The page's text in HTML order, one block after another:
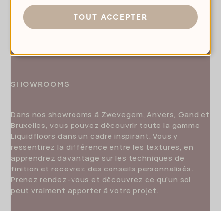
SHOWROOMS
Dans nos showrooms à Zwevegem, Anvers, Gand et
Bruxelles, vous pouvez découvrir toute la gamme
Liquidfloors dans un cadre inspirant. Vous y
ressentirez la différence entre les textures, en
apprendrez davantage sur les techniques de
finition et recevrez des conseils personnalisés.
Prenez rendez-vous et découvrez ce qu’un sol
peut vraiment apporter à votre projet.
TOUT ACCEPTER